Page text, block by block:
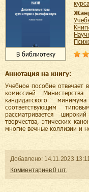
В библиотеку
Аннотация на книгу:
Учебное пособие отвечает
комиссией
кандидатского
соответствующим
рассматривается
творчества, этических
многие вечные коллизии и
Добавленo: 14.11.2023
Комментариев0 шт.